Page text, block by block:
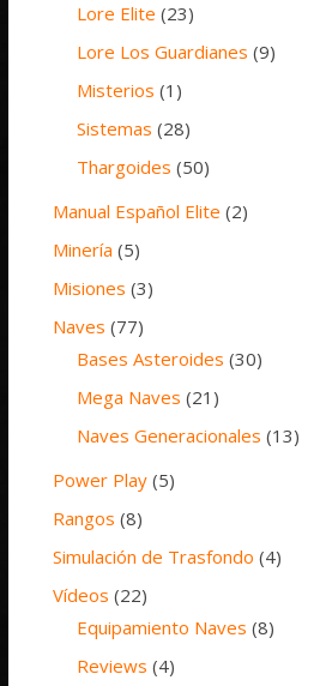
Lore Elite (23)
Lore Los Guardianes (9)
Misterios (1)
Sistemas (28)
Thargoides (50)
Manual Español Elite (2)
Minería (5)
Misiones (3)
Naves (77)
Bases Asteroides (30)
Mega Naves (21)
Naves Generacionales (13)
Power Play (5)
Rangos (8)
Simulación de Trasfondo (4)
Vídeos (22)
Equipamiento Naves (8)
Reviews (4)